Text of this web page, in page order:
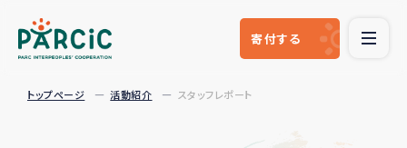
寄付する
トップページ 活動紹介 スタッフレポート